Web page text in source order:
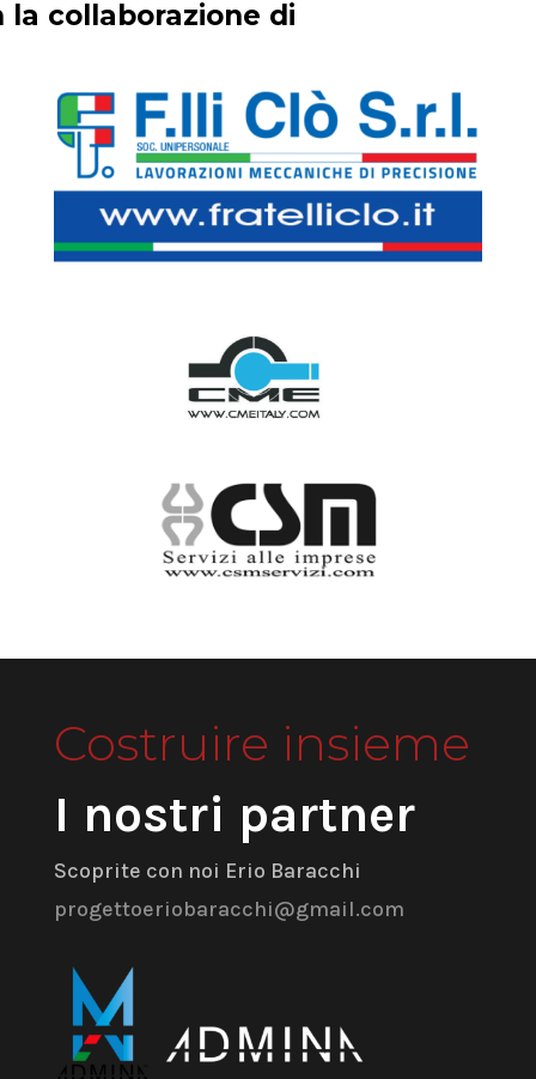
la collaborazione di
Costruire insieme
I nostri partner
Scoprite con noi Erio Baracchi
progettoeriobaracchi@gmail.com